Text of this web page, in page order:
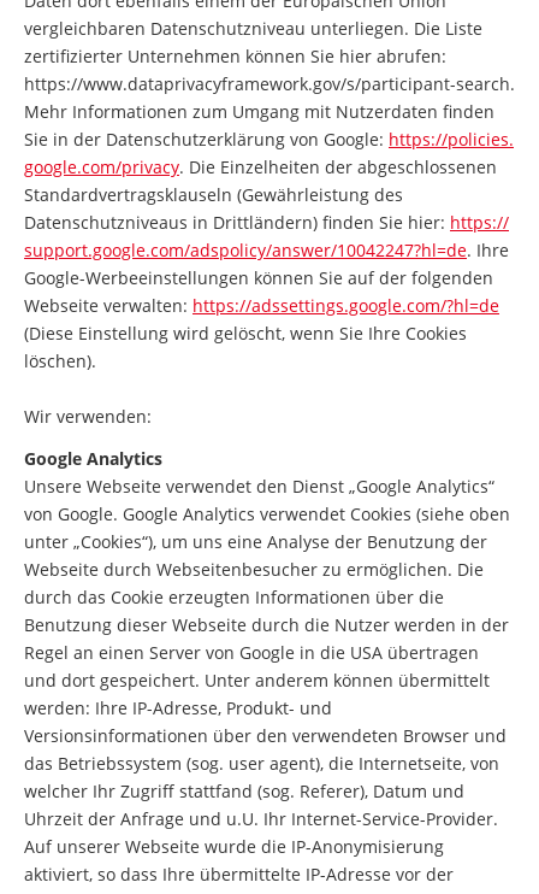
vergleichbaren Datenschutzniveau unterliegen. Die Liste
zertifizierter Unternehmen können Sie hier abrufen:
https://www.dataprivacyframework.gov/s/participant-search.
Mehr Informationen zum Umgang mit Nutzerdaten finden
Sie in der Datenschutzerklärung von Google: https://policies.
google.com/privacy. Die Einzelheiten der abgeschlossenen
Standardvertragsklauseln (Gewährleistung des
Datenschutzniveaus in Drittländern) finden Sie hier: https://
support.google.com/adspolicy/answer/10042247?hl=de. Ihre
Google-Werbeeinstellungen können Sie auf der folgenden
Webseite verwalten: https://adssettings.google.com/?hl=de
(Diese Einstellung wird gelöscht, wenn Sie Ihre Cookies
löschen).
Wir verwenden:
Google Analytics
Unsere Webseite verwendet den Dienst „Google Analytics“
von Google. Google Analytics verwendet Cookies (siehe oben
unter „Cookies“), um uns eine Analyse der Benutzung der
Webseite durch Webseitenbesucher zu ermöglichen. Die
durch das Cookie erzeugten Informationen über die
Benutzung dieser Webseite durch die Nutzer werden in der
Regel an einen Server von Google in die USA übertragen
und dort gespeichert. Unter anderem können übermittelt
werden: Ihre IP-Adresse, Produkt- und
Versionsinformationen über den verwendeten Browser und
das Betriebssystem (sog. user agent), die Internetseite, von
welcher Ihr Zugriff stattfand (sog. Referer), Datum und
Uhrzeit der Anfrage und u.U. Ihr Internet-Service-Provider.
Auf unserer Webseite wurde die IP-Anonymisierung
aktiviert, so dass Ihre übermittelte IP-Adresse vor der